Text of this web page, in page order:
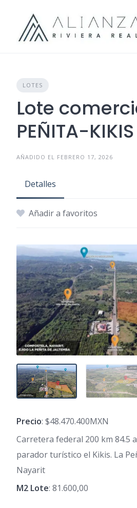
content
LOTES
Lote
PEÑITA-KIKIS
AÑADIDO EL FEBRERO 17, 2026
Detalles
Añadir a favoritos
Precio: $48.470.400MXN
Carretera federal 200 km 84.5
parador turístico el Kikis. La
Nayarit
M2 Lote: 81.600,00